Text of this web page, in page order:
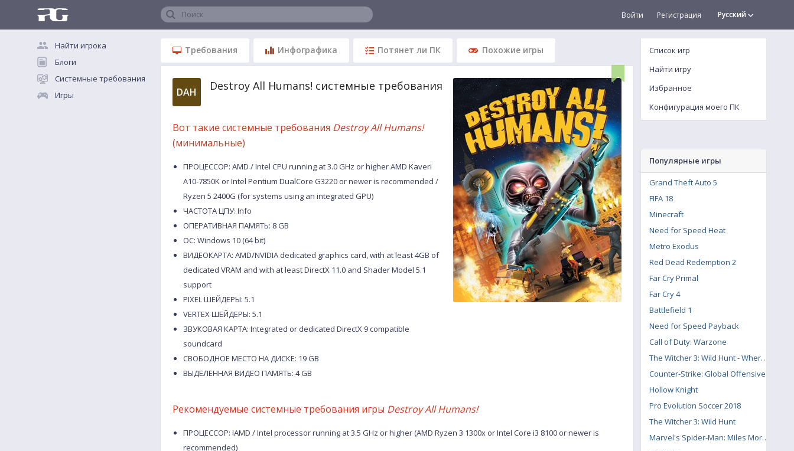
Поиск Русский
Войти Регистрация
Найти игрока
Блоги
Системные требования
Игры
Требования Инфографика Потянет ли ПК Похожие игры
DAH Destroy All Humans! системные требования
Вот такие системные требования Destroy All Humans!
(минимальные)
ПРОЦЕССОР: AMD / Intel CPU running at 3.0 GHz or higher AMD Kaveri
A10-7850K or Intel Pentium DualCore G3220 or newer is recommended /
Ryzen 5 2400G (for systems using an integrated GPU)
ЧАСТОТА ЦПУ: Info
ОПЕРАТИВНАЯ ПАМЯТЬ: 8 GB
ОС: Windows 10 (64 bit)
ВИДЕОКАРТА: AMD/NVIDIA dedicated graphics card, with at least 4GB of
dedicated VRAM and with at least DirectX 11.0 and Shader Model 5.1
support
PIXEL ШЕЙДЕРЫ: 5.1
VERTEX ШЕЙДЕРЫ: 5.1
ЗВУКОВАЯ КАРТА: Integrated or dedicated DirectX 9 compatible
soundcard
СВОБОДНОЕ МЕСТО НА ДИСКЕ: 19 GB
ВЫДЕЛЕННАЯ ВИДЕО ПАМЯТЬ: 4 GB
Рекомендуемые системные требования игры Destroy All Humans!
ПРОЦЕССОР: IAMD / Intel processor running at 3.5 GHz or higher (AMD Ryzen 3 1300x or Intel Core i3 8100 or newer is
recommended)
Список игр
Найти игру
Избранное
Конфигурация моего ПК
Популярные игры
Grand Theft Auto 5
FIFA 18
Minecraft
Need for Speed Heat
Metro Exodus
Red Dead Redemption 2
Far Cry Primal
Far Cry 4
Battlefield 1
Need for Speed Payback
Call of Duty: Warzone
The Witcher 3: Wild Hunt - Where the Cat and Wolf Play
Counter-Strike: Global Offensive
Hollow Knight
Pro Evolution Soccer 2018
The Witcher 3: Wild Hunt
Marvel's Spider-Man: Miles Morales